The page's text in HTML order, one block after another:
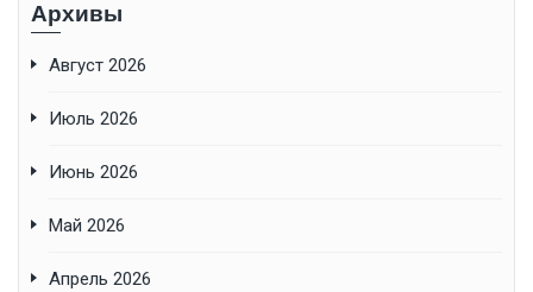
Архивы
Август 2026
Июль 2026
Июнь 2026
Май 2026
Апрель 2026